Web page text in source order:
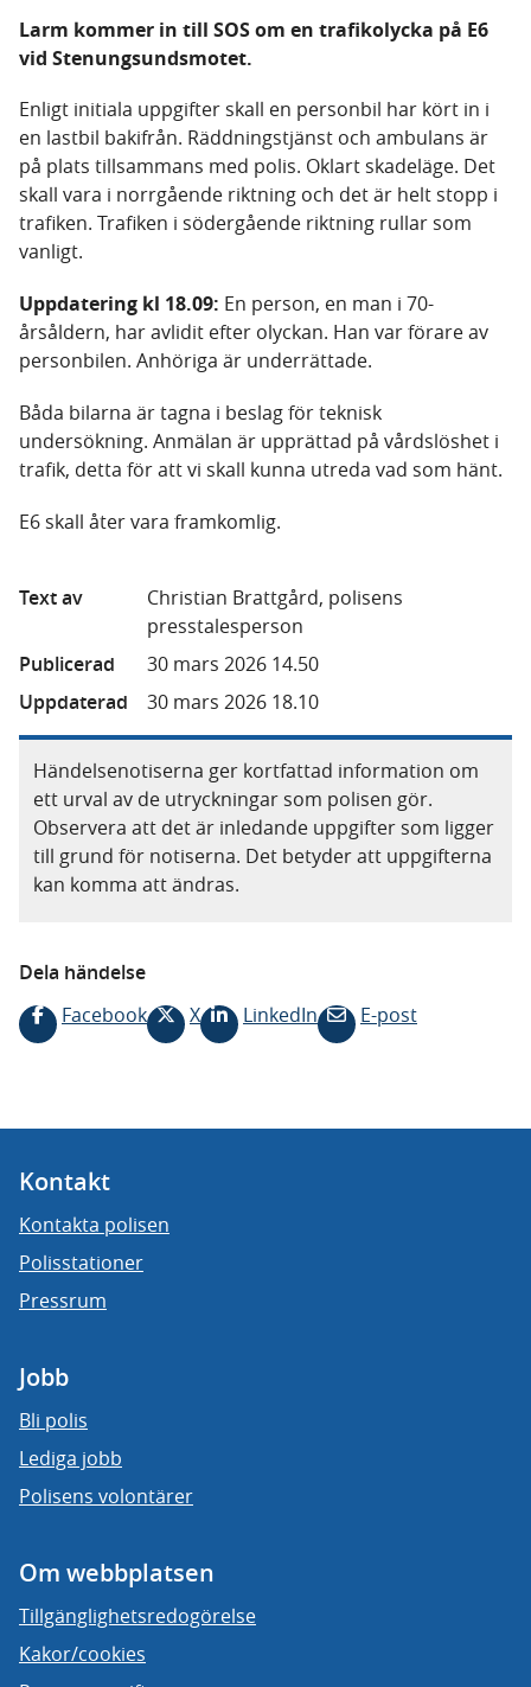
Larm kommer in till SOS om en trafikolycka på E6
vid Stenungsundsmotet.
Enligt initiala uppgifter skall en personbil har kört in i
en lastbil bakifrån. Räddningstjänst och ambulans är
på plats tillsammans med polis. Oklart skadeläge. Det
skall vara i norrgående riktning och det är helt stopp i
trafiken. Trafiken i södergående riktning rullar som
vanligt.
Uppdatering kl 18.09: En person, en man i 70-
årsåldern, har avlidit efter olyckan. Han var förare av
personbilen. Anhöriga är underrättade.
Båda bilarna är tagna i beslag för teknisk
undersökning. Anmälan är upprättad på vårdslöshet i
trafik, detta för att vi skall kunna utreda vad som hänt.
E6 skall åter vara framkomlig.
Text av
Christian Brattgård, polisens
presstalesperson
Publicerad
30 mars 2026 14.50
Uppdaterad
30 mars 2026 18.10
Händelsenotiserna ger kortfattad information om
ett urval av de utryckningar som polisen gör.
Observera att det är inledande uppgifter som ligger
till grund för notiserna. Det betyder att uppgifterna
kan komma att ändras.
Dela händelse
Facebook
X LinkedIn E-post
Kontakt
Kontakta polisen
Polisstationer
Pressrum
Jobb
Bli polis
Lediga jobb
Polisens volontärer
Om webbplatsen
Tillgänglighetsredogörelse
Kakor/cookies